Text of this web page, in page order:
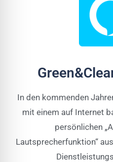
In den kommenden
mit einem auf Internet
persönlichen
Lautsprecherfunktion“